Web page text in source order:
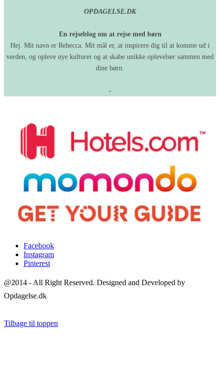
OPDAGELSE.DK
En rejseblog om at rejse med børn
Hej. Mit navn er Rebecca. Mit mål er, at inspirere dig til at komme ud i
verden, og opleve nye kulturer og at skabe unikke oplevelser sammen med
dine børn.
-
Facebook
Instagram
Pinterest
@2014 - All Right Reserved. Designed and Developed by
Opdagelse.dk
Tilbage til toppen